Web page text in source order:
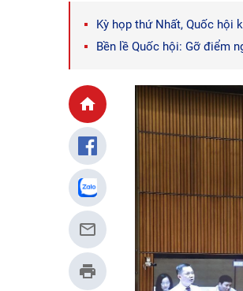
Kỳ họp thứ Nhất, Quốc hội
Bền lề Quốc hội: Gỡ điểm